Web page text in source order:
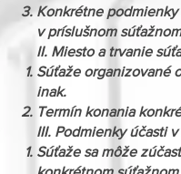
Konkrétne
v príslušnom
II. Miesto a trvanie
Súťaže organizované
inak.
Termín konania
III. Podmienky účasti v
Súťaže sa môže